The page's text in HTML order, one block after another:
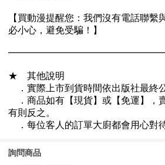
詢問商品